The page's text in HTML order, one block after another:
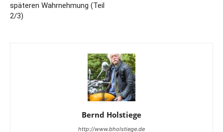
späteren Wahrnehmung (Teil
2/3)
Bernd Holstiege
http://www.bholstiege.de